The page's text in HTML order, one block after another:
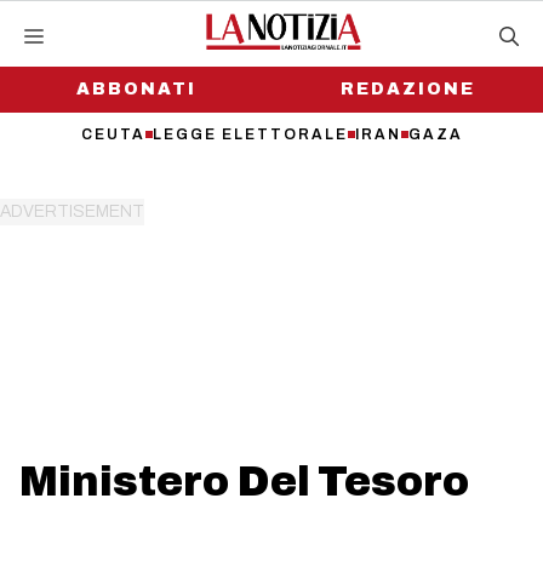
contenutoABBONATI
CEUTA LEGGE ELETTORALE IRAN GAZA
REDAZIONE
Ministero Del Tesoro